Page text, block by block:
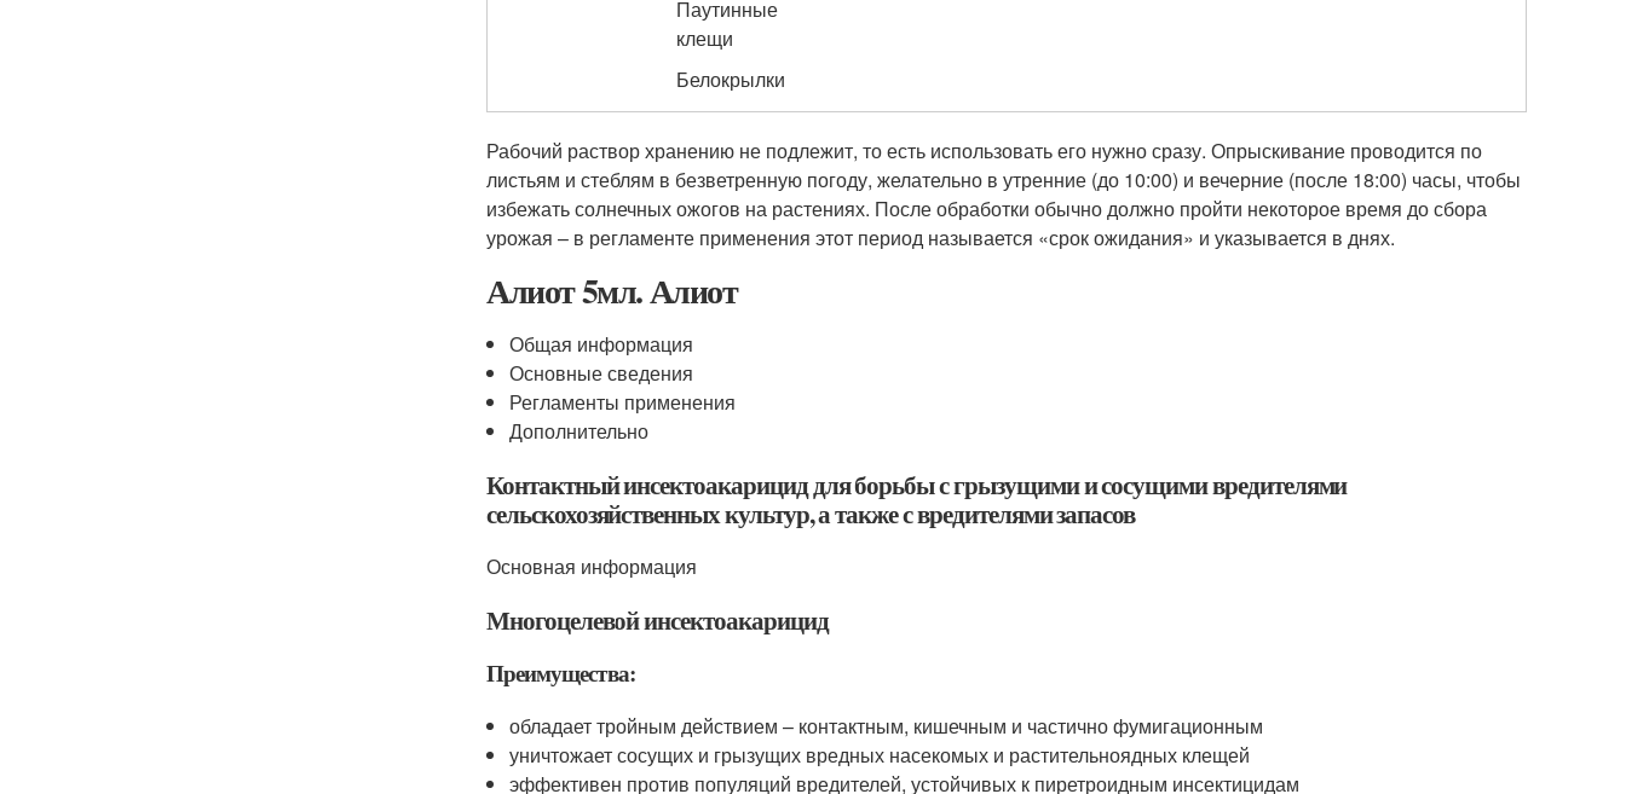
Паутинные
клещи
Белокрылки
Рабочий раствор хранению не подлежит, то есть использовать его нужно сразу. Опрыскивание проводится по
листьям и стеблям в безветренную погоду, желательно в утренние (до 10:00) и вечерние (после 18:00) часы, чтобы
избежать солнечных ожогов на растениях. После обработки обычно должно пройти некоторое время до сбора
урожая – в регламенте применения этот период называется «срок ожидания» и указывается в днях.
Алиот 5мл. Алиот
Общая информация
Основные сведения
Регламенты применения
Дополнительно
Контактный инсектоакарицид для борьбы с грызущими и сосущими вредителями
сельскохозяйственных культур, а также с вредителями запасов
Основная информация
Многоцелевой инсектоакарицид
Преимущества:
обладает тройным действием – контактным, кишечным и частично фумигационным
уничтожает сосущих и грызущих вредных насекомых и растительноядных клещей
эффективен против популяций вредителей, устойчивых к пиретроидным инсектицидам